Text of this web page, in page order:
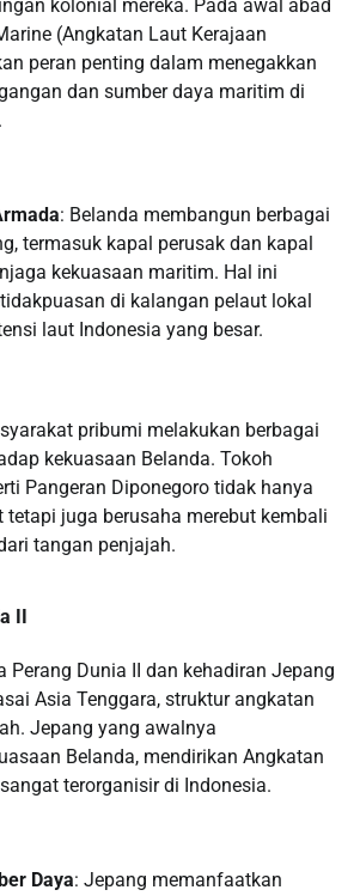
kolonial mereka. Pada awal abad
(Angkatan Laut Kerajaan
peran penting dalam menegakkan
dan sumber daya maritim di
: Belanda membangun berbagai
termasuk kapal perusak dan kapal
kekuasaan maritim. Hal ini
di kalangan pelaut lokal
laut Indonesia yang besar.
pribumi melakukan berbagai
kekuasaan Belanda. Tokoh
Pangeran Diponegoro tidak hanya
tetapi juga berusaha merebut kembali
tangan penjajah.
II
Perang Dunia II dan kehadiran Jepang
Asia Tenggara, struktur angkatan
Jepang yang awalnya
Belanda, mendirikan Angkatan
terorganisir di Indonesia.
Daya: Jepang memanfaatkan